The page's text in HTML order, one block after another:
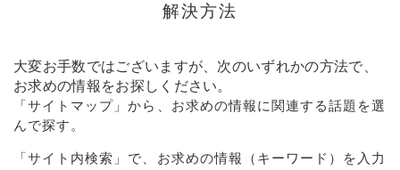
解決方法
大変お手数ではございますが、次のいずれかの方法で、
お求めの情報をお探しください。
「サイトマップ 」から、お求めの情報に関連する話題を選
んで探す。
「サイト内検索」で、お求めの情報（キーワード）を入力